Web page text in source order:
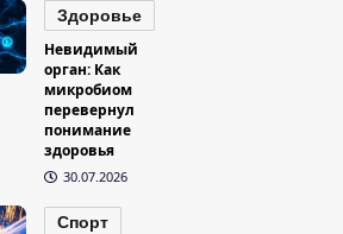
Здоровье
Невидимый
орган: Как
микробиом
перевернул
понимание
здоровья
30.07.2026
Спорт